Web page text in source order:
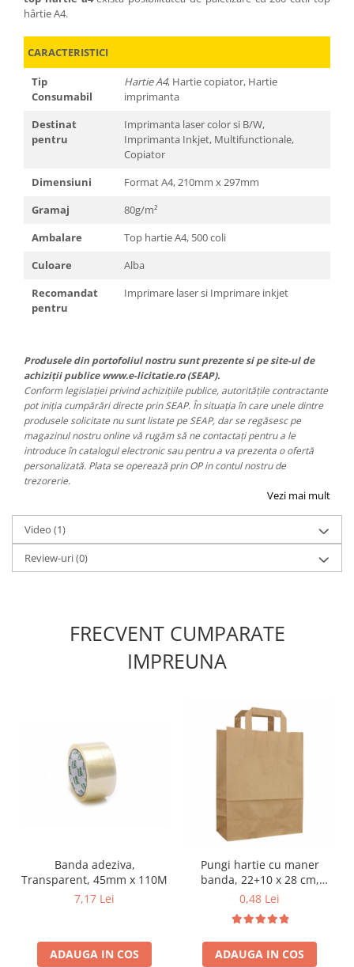
hârtie A4.
CARACTERISTICI
Tip
Consumabil
Hartie A4, Hartie copiator, Hartie
imprimanta
Destinat
pentru
Imprimanta laser color si B/W,
Imprimanta Inkjet, Multifunctionale,
Copiator
Dimensiuni
Format A4, 210mm x 297mm
Gramaj
80g/m²
Ambalare
Top hartie A4, 500 coli
Culoare
Alba
Recomandat
pentru
Imprimare laser si Imprimare inkjet
Produsele din portofoliul nostru sunt prezente si pe site-ul de
achiziții publice www.e-licitatie.ro (SEAP).
Conform legislației privind achizițiile publice, autoritățile contractante
pot iniția cumpărări directe prin SEAP. În situația în care unele dintre
produsele solicitate nu sunt listate pe SEAP, dar se regăsesc pe
magazinul nostru online vă rugăm să ne contactați pentru a le
introduce în catalogul electronic sau pentru a va prezenta o ofertă
personalizată. Plata se operează prin OP in contul nostru de
trezorerie.
Vezi mai mult
Video (1)
Review-uri(0)
FRECVENT CUMPARATE
IMPREUNA
Banda adeziva,
Transparent, 45mm x 110M
7,17 Lei
ADAUGA IN COS
Pungi hartie cu maner
banda, 22+10 x 28 cm,
hartie natur 70g
0,48 Lei
ADAUGA IN COS